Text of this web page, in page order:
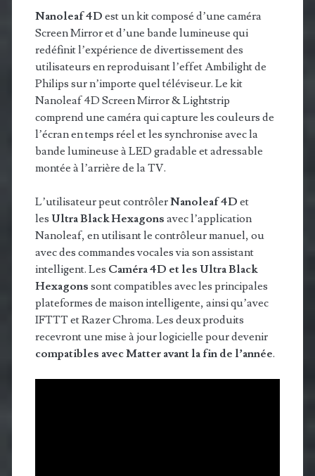
Nanoleaf 4D est un kit composé d’une caméra
Screen Mirror et d’une bande lumineuse qui
redéfinit l’expérience de divertissement des
utilisateurs en reproduisant l’effet Ambilight de
Philips sur n’importe quel téléviseur. Le kit
Nanoleaf 4D Screen Mirror & Lightstrip
comprend une caméra qui capture les couleurs de
l’écran en temps réel et les synchronise avec la
bande lumineuse à LED gradable et adressable
montée à l’arrière de la TV.
L’utilisateur peut contrôlerNanoleaf 4D et
les Ultra Black Hexagons avec l’application
Nanoleaf, en utilisant le contrôleur manuel, ou
avec des commandes vocales via son assistant
intelligent. Les Caméra 4D et les Ultra Black
Hexagons sont compatibles avec les principales
plateformes de maison intelligente, ainsi qu’avec
IFTTT et Razer Chroma. Les deux produits
recevront une mise à jour logicielle pour devenir
compatibles avec Matter avant la fin de l’année.